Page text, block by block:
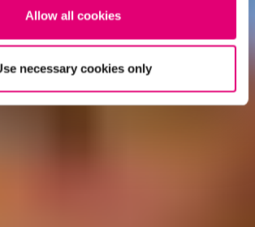
Allow all cookies
necessary cookies only